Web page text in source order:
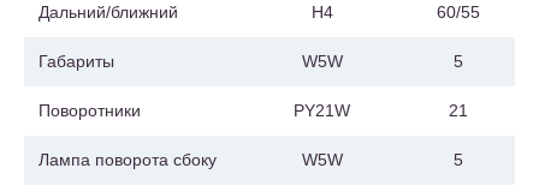
Дальний/ближний H4 60/55
Габариты W5W 5
Поворотники PY21W 21
Лампа поворота сбоку W5W 5